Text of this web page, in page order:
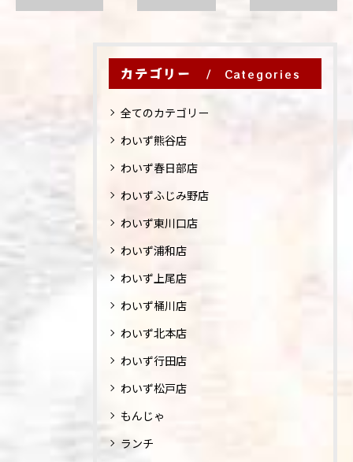
カテゴリー Categories
全てのカテゴリー
わいず熊谷店
わいず春日部店
わいずふじみ野店
わいず東川口店
わいず浦和店
わいず上尾店
わいず桶川店
わいず北本店
わいず行田店
わいず松戸店
もんじゃ
ランチ